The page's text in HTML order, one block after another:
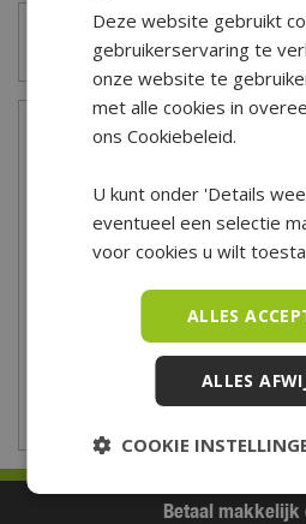
Kado-kaart saldo checken? Klik hier!
Openingstijden
Dinsdag
Toon aangepaste openingstijden
Betaal makkelijk
Deze website gebruikt
gebruikerservaring te
onze website te
met alle cookies in
ons Cookiebeleid.
U kunt onder 'Details
eventueel een selectie
voor cookies u wilt
ALLES
ALLES
COOKIE